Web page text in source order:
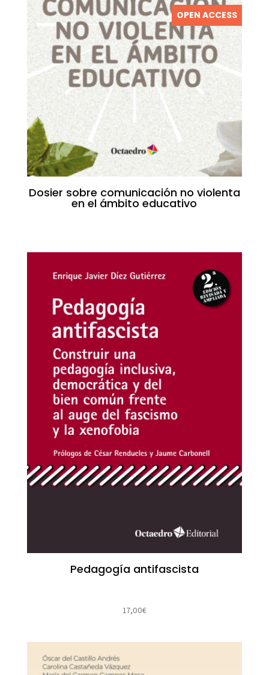
OPEN ACCESS
Dosier sobre comunicación no violenta
en el ámbito educativo
Pedagogía antifascista
17,00€